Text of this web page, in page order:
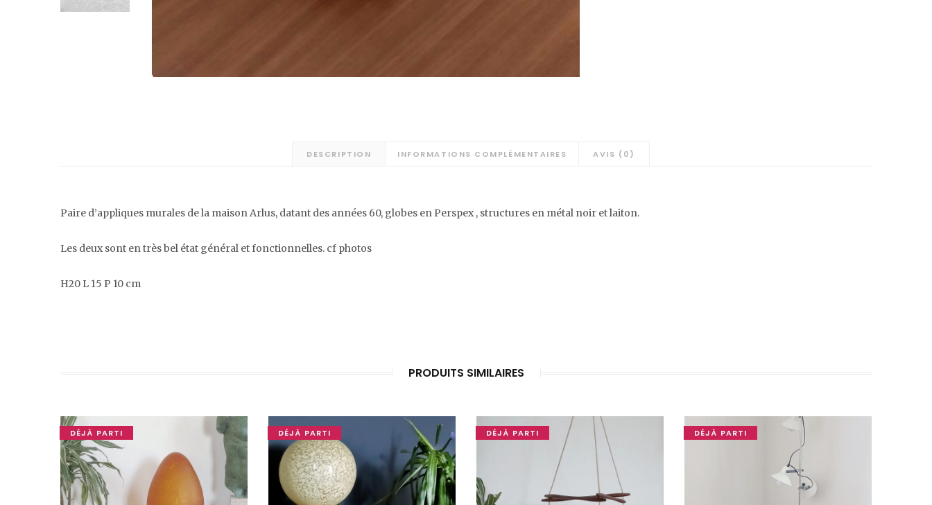
DESCRIPTION INFORMATIONS COMPLÉMENTAIRES AVIS (0)
Paire d’appliques murales de la maison Arlus, datant des années 60, globes en Perspex , structures en métal noir et laiton.
Les deux sont en très bel état général et fonctionnelles. cf photos
H20 L 15 P 10 cm
PRODUITS SIMILAIRES
DÉJÀ PARTI DÉJÀ PARTI DÉJÀ PARTI DÉJÀ PARTI